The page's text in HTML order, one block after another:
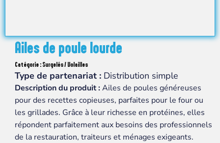
Ailes de poule lourde
Catégorie : Surgelés / Volailles
Type de partenariat : Distribution simple
Description du produit :Ailes de poules généreuses
pour des recettes copieuses, parfaites pour le four ou
les grillades. Grâce à leur richesse en protéines, elles
répondent parfaitement aux besoins des professionnels
de la restauration, traiteurs et ménages exigeants.